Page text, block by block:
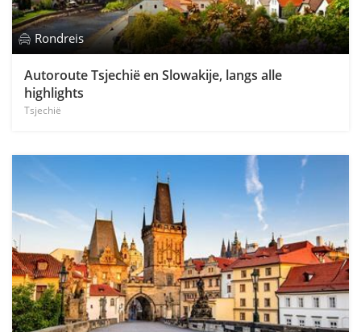
Rondreis
Autoroute Tsjechië en Slowakije, langs alle
highlights
Tsjechië